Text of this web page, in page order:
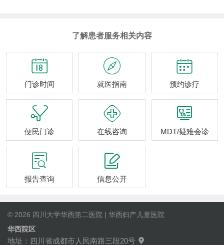
了解患者服务相关内容

门诊时间

就医指南

预约诊疗

便民门诊

在线咨询

MDT/疑难会诊

报告查询

信息公开
© 2026 四川大学华西第二医院 | 华西妇产儿童医院
华西院区
地址：四川省成都市人民南路三段20号 